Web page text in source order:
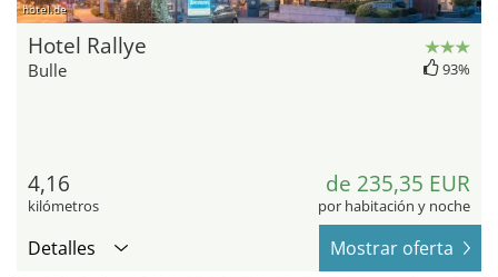
hotel.de
Hotel Rallye
Bulle 93%
4,16
kilómetros
de 235,35 EUR
por habitación y noche
Detalles Mostrar oferta